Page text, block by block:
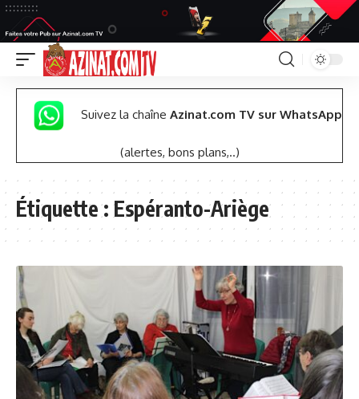
Suivez la chaîne Azinat.com TV sur WhatsApp
(alertes, bons plans,..)
Étiquette :Espéranto-Ariège